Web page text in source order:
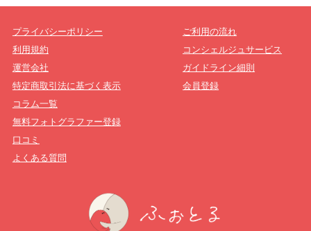
プライバシーポリシー
利用規約
運営会社
特定商取引法に基づく表示
ご利用の流れ
コンシェルジュサービス
ガイドライン細則
会員登録
コラム一覧
無料フォトグラファー登録
口コミ
よくある質問